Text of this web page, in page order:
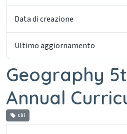
Data di creazione
Ultimo aggiornamento
Geography
Annual
clil